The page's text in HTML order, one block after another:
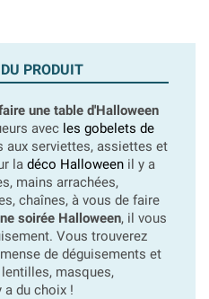
PRODUIT
une table d'Halloween
avec les gobelets de
aux serviettes, assiettes et
la déco Halloween il y a
mains arrachées,
chaînes, à vous de faire
soirée Halloween, il vous
Vous trouverez
de déguisements et
lentilles, masques,
a du choix !